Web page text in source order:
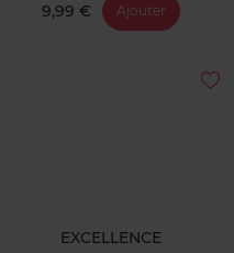
9,99 € Ajouter
EXCELLENCE